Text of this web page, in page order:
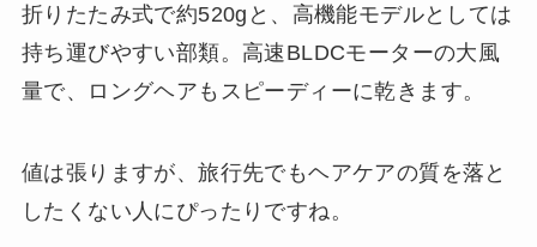
折りたたみ式で約520gと、高機能モデルとしては
持ち運びやすい部類。高速BLDCモーターの大風
量で、ロングヘアもスピーディーに乾きます。
値は張りますが、旅行先でもヘアケアの質を落と
したくない人にぴったりですね。